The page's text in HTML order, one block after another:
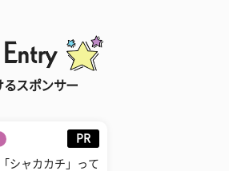
るスポンサー
PR
シャカカチ」って